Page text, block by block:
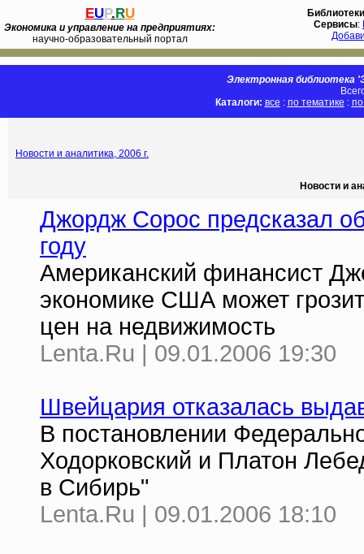
EUP.RU
Экономика и управление на предприятиях:
научно-образовательный портал
Библиотеки
Сервисы:
Электронная библиотека
Каталоги: все : по тематике :
Новости и аналитика, 2006 г.
Новости и
Джордж Сорос предсказал
году
Американский финансист
экономике США может
цен на недвижимость
Lenta.Ru | 09.01.2006 19:30
Швейцария отказалась
В постановлении
Ходорковский и Платон
в Сибирь"
Lenta.Ru | 09.01.2006 18:10